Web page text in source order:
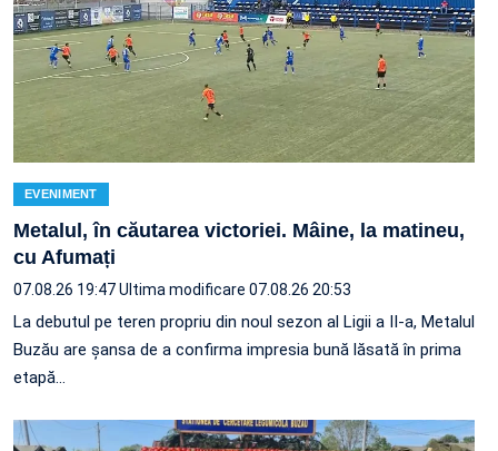
EVENIMENT
Metalul, în căutarea victoriei. Mâine, la matineu,
cu Afumați
07.08.26 19:47Ultima modificare 07.08.26 20:53
La debutul pe teren propriu din noul sezon al Ligii a II-a, Metalul
Buzău are șansa de a confirma impresia bună lăsată în prima
etapă…